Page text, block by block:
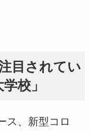
目されてい
校」
ス、新型コロ